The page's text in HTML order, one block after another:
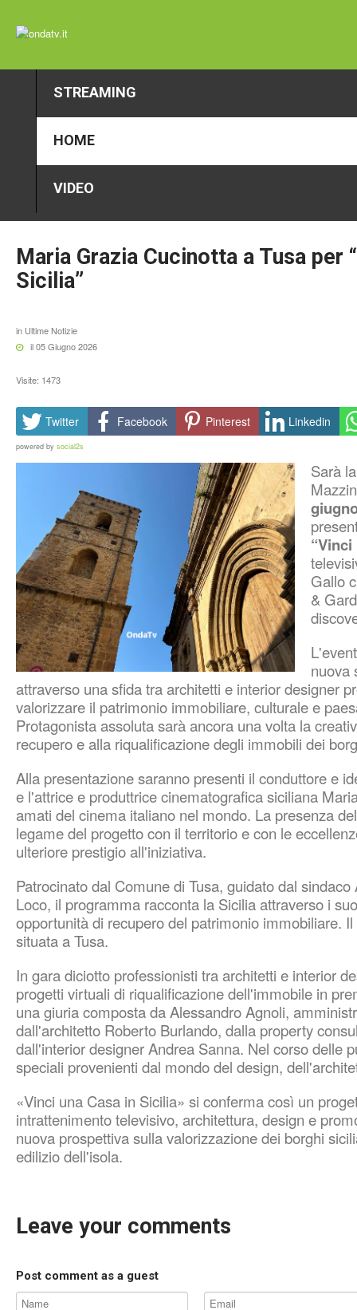
STREAMING
HOME
VIDEO
Maria Grazia Cucinotta a Tusa per
Sicilia”
in Ultime Notizie
il 05 Giugno 2026
Visite: 1473
Twitter Facebook Pinterest Linkedin
powered by social2s
Sarà
Gallo
&
nuova
attraverso una sfida tra architetti e interior designer
valorizzare il patrimonio immobiliare, culturale e
Protagonista assoluta sarà ancora una volta la
recupero e alla riqualificazione degli immobili dei
Alla presentazione saranno presenti il conduttore e
e l'attrice e produttrice cinematografica siciliana
amati del cinema italiano nel mondo. La presenza
legame del progetto con il territorio e con le
ulteriore prestigio all'iniziativa.
Patrocinato dal Comune di Tusa, guidato dal sindaco
Loco, il programma racconta la Sicilia attraverso i
opportunità di recupero del patrimonio immobiliare.
situata a Tusa.
In gara diciotto professionisti tra architetti e interior
progetti virtuali di riqualificazione dell'immobile in
una giuria composta da Alessandro Agnoli,
dall'architetto Roberto Burlando, dalla property
dall'interior designer Andrea Sanna. Nel corso delle
speciali provenienti dal mondo del design,
«Vinci una Casa in Sicilia» si conferma così un
intrattenimento televisivo, architettura, design e
nuova prospettiva sulla valorizzazione dei borghi
edilizio dell'isola.
Leave your comments
Post comment as a guest